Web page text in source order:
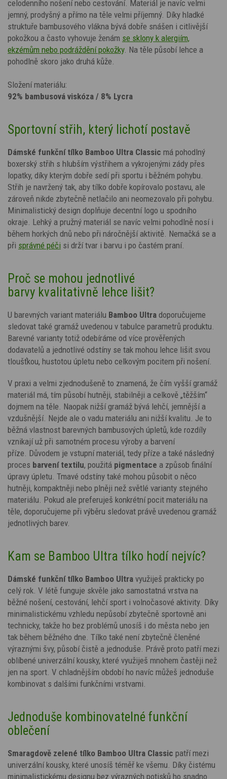
celodenního nošení nebo cestování. Materiál je navíc velmi
jemný, prodyšný a přímo na těle velmi příjemný. Díky hladké
struktuře bambusového vlákna bývá dobře snášen i citlivější
pokožkou a často vyhovuje ženám se sklony k alergiím,
ekzémům nebo podráždění pokožky. Na těle působí lehce a
pohodlně skoro jako druhá kůže.
Složení materiálu:
92% bambusová viskóza / 8% Lycra
Sportovní střih, který lichotí postavě
Dámské funkční tílko Bamboo Ultra Classic má pohodlný
boxerský střih s hlubším výstřihem a vykrojenými zády přes
lopatky, díky kterým dobře sedí při sportu i běžném pohybu.
Střih je navržený tak, aby tílko dobře kopírovalo postavu, ale
zároveň nikde zbytečně netlačilo ani neomezovalo při pohybu.
Minimalistický design doplňuje decentní logo u spodního
okraje. Lehký a pružný materiál se navíc velmi pohodlně nosí i
během horkých dnů nebo při náročnější aktivitě. Nemačká se a
při správné péči si drží tvar i barvu i po častém praní.
Proč se mohou jednotlivé
barvy kvalitativně lehce lišit?
U barevných variant materiálu Bamboo Ultra doporučujeme
sledovat také gramáž uvedenou v tabulce parametrů produktu.
Barevné varianty totiž odebíráme od více prověřených
dodavatelů a jednotlivé odstíny se tak mohou lehce lišit svou
tloušťkou, hustotou úpletu nebo celkovým pocitem při nošení.
V praxi a velmi zjednodušeně to znamená, že čím vyšší gramáž
materiál má, tím působí hutněji, stabilněji a celkově „těžším“
dojmem na těle. Naopak nižší gramáž bývá lehčí, jemnější a
vzdušnější. Nejde ale o vadu materiálu ani nižší kvalitu. Je to
běžná vlastnost barevných bambusových úpletů, kde rozdíly
vznikají už při samotném procesu výroby a barvení
příze. Důvodem je vstupní materiál, tedy příze a také následný
proces barvení textilu, použitá pigmentace a způsob finální
úpravy úpletu. Tmavé odstíny také mohou působit o něco
hutněji, kompaktněji nebo plněji než světlé varianty stejného
materiálu. Pokud ale preferuješ konkrétní pocit materiálu na
těle, doporučujeme při výběru sledovat právě uvedenou gramáž
jednotlivých barev.
Kam se Bamboo Ultra tílko hodí nejvíc?
Dámské funkční tílko Bamboo Ultra využiješ prakticky po
celý rok. V létě funguje skvěle jako samostatná vrstva na
běžné nošení, cestování, lehčí sport i volnočasové aktivity. Díky
minimalistickému vzhledu nepůsobí zbytečně sportovně ani
technicky, takže ho bez problémů unosíš i do města nebo jen
tak během běžného dne. Tílko také není zbytečně členěné
výraznými švy, působí čistě a jednoduše. Právě proto patří mezi
oblíbené univerzální kousky, které využiješ mnohem častěji než
jen na sport. V chladnějším období ho navíc můžeš jednoduše
kombinovat s dalšími funkčními vrstvami.
Jednoduše kombinovatelné funkční
oblečení
Smaragdově zelené tílko Bamboo Ultra Classic patří mezi
univerzální kousky, které unosíš téměř ke všemu. Díky čistému
minimalistickému designu bez výrazných potisků ho snadno